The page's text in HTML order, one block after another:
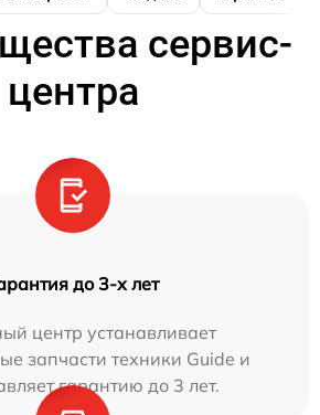
сервис-
центра
до 3-х лет
центр устанавливает
запчасти техники Guide и
гарантию до 3 лет.